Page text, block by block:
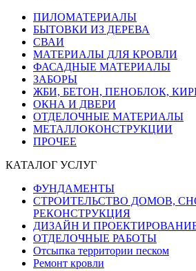
ПИЛОМАТЕРИАЛЫ
БЫТОВКИ ИЗ ДЕРЕВА
СВАИ
МАТЕРИАЛЫ ДЛЯ КРОВЛИ
ФАСАДНЫЕ МАТЕРИАЛЫ
ЗАБОРЫ
ЖБИ, БЕТОН, ПЕНОБЛОК,
ОКНА И ДВЕРИ
ОТДЕЛОЧНЫЕ МАТЕРИАЛЫ
МЕТАЛЛОКОНСТРУКЦИИ
ПРОЧЕЕ
КАТАЛОГ УСЛУГ
ФУНДАМЕНТЫ
СТРОИТЕЛЬСТВО ДОМОВ,
РЕКОНСТРУКЦИЯ
ДИЗАЙН И
ОТДЕЛОЧНЫЕ РАБОТЫ
Отсыпка территории песком
Ремонт кровли